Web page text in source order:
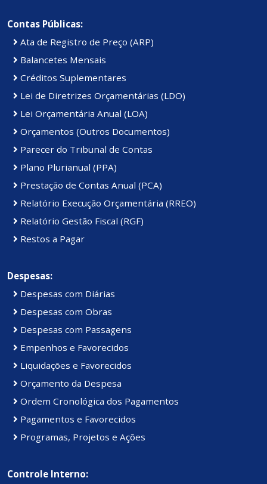
Contas Públicas:
Ata de Registro de Preço (ARP)
Balancetes Mensais
Créditos Suplementares
Lei de Diretrizes Orçamentárias (LDO)
Lei Orçamentária Anual (LOA)
Orçamentos (Outros Documentos)
Parecer do Tribunal de Contas
Plano Plurianual (PPA)
Prestação de Contas Anual (PCA)
Relatório Execução Orçamentária (RREO)
Relatório Gestão Fiscal (RGF)
Restos a Pagar
Despesas:
Despesas com Diárias
Despesas com Obras
Despesas com Passagens
Empenhos e Favorecidos
Liquidações e Favorecidos
Orçamento da Despesa
Ordem Cronológica dos Pagamentos
Pagamentos e Favorecidos
Programas, Projetos e Ações
Controle Interno: